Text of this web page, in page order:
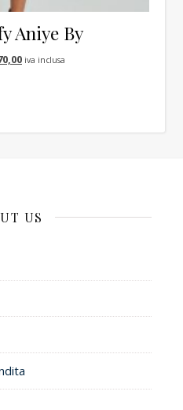
Aniye By
originale era: €139,00.
Il prezzo attuale è: €70,00.
iva inclusa
US